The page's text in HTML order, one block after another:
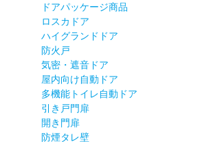
ドアパッケージ商品
ロスカドア
ハイグランドドア
防火戸
気密・遮音ドア
屋内向け自動ドア
多機能トイレ自動ドア
引き戸門扉
開き門扉
防煙タレ壁